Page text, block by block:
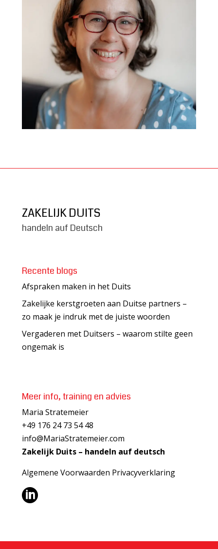
ZAKELIJK DUITS
handeln auf Deutsch
Recente blogs
Afspraken maken in het Duits
Zakelijke kerstgroeten aan Duitse partners –
zo maak je indruk met de juiste woorden
Vergaderen met Duitsers – waarom stilte geen
ongemak is
Meer info, training en advies
Maria Stratemeier
+49 176 24 73 54 48
info@MariaStratemeier.com
Zakelijk Duits – handeln auf deutsch
Algemene Voorwaarden Privacyverklaring
